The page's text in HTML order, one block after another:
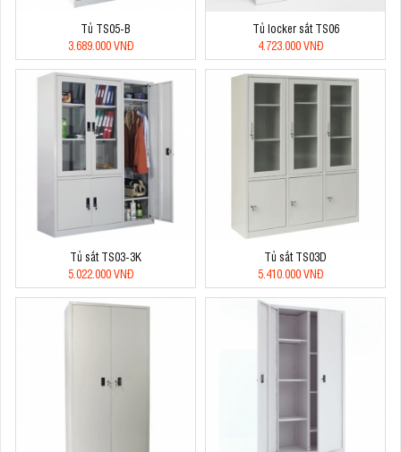
Tủ TS05-B
3.689.000 VNĐ
Tủ locker sắt TS06
4.723.000 VNĐ
Tủ sắt TS03-3K
5.022.000 VNĐ
Tủ sắt TS03D
5.410.000 VNĐ